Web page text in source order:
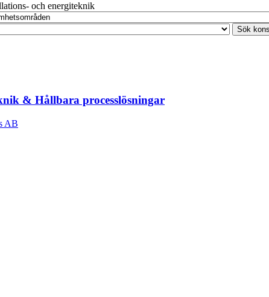
och energiteknik
& Hållbara processlösningar
AB